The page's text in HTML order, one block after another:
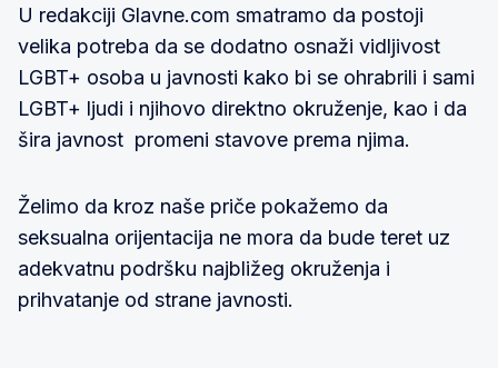
U redakciji Glavne.com smatramo da postoji
velika potreba da se dodatno osnaži vidljivost
LGBT+ osoba u javnosti kako bi se ohrabrili i sami
LGBT+ ljudi i njihovo direktno okruženje, kao i da
šira javnost promeni stavove prema njima.
Želimo da kroz naše priče pokažemo da
seksualna orijentacija ne mora da bude teret uz
adekvatnu podršku najbližeg okruženja i
prihvatanje od strane javnosti.